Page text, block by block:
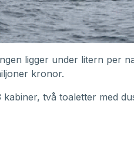
ligger under litern per
kronor.
kabiner, två toaletter med